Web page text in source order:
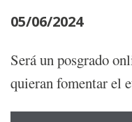
05/06/2024
Será un posgrado
quieran fomentar el